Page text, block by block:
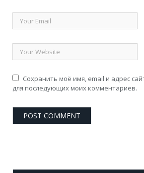
Сохранить моё имя, email и адрес
для последующих моих комментариев.